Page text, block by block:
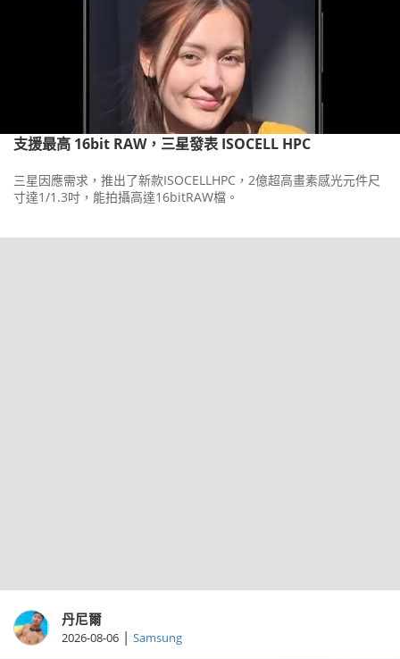
支援最高 16bit RAW，三星發表 ISOCELL HPC
三星因應需求，推出了新款ISOCELLHPC，2億超高畫素感光元件尺
寸達1/1.3吋，能拍攝高達16bitRAW檔。
丹尼爾
2026-08-06 | Samsung